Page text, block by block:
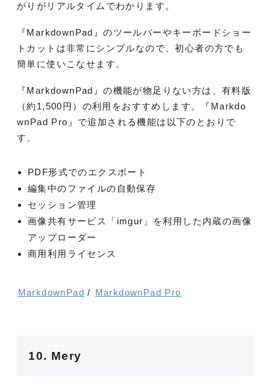
がりがリアルタイムでわかります。
『MarkdownPad』のツールバーやキーボードショー
トカットは非常にシンプルなので、初心者の方でも
簡単に使いこなせます。
『MarkdownPad』の機能が物足りない方は、有料版
（約1,500円）の利用をおすすめします。『Markdo
wnPad Pro』で追加される機能は以下のとおりで
す。
PDF形式でのエクスポート
編集中のファイルの自動保存
セッション管理
画像共有サービス「imgur」を利用した内蔵の画像
アップローダー
商用利用ライセンス
MarkdownPad / MarkdownPad Pro
10. Mery